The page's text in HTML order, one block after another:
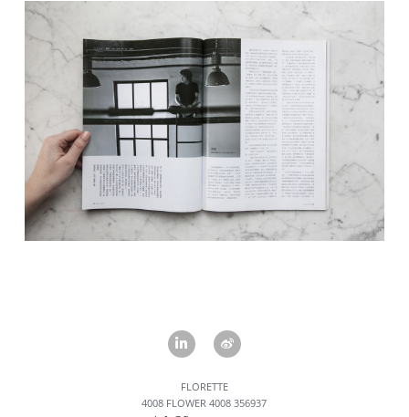
FLORETTE
4008 FLOWER 4008 356937